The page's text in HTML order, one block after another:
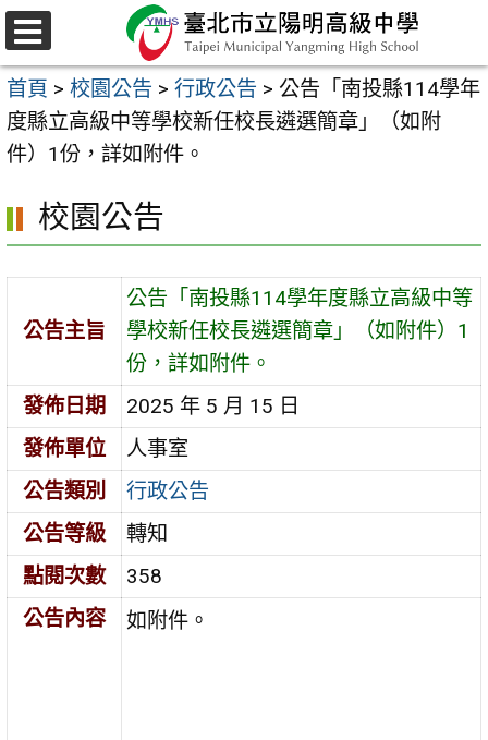
跳
至
主
要
內
區
選
單
首頁 > 校園公告 > 行政公告 > 公告「南投縣114學年
度縣立高級中等學校新任校長遴選簡章」（如附
件）1份，詳如附件。
校園公告
公告主旨
公告「南投縣114學年度縣立高級中等
學校新任校長遴選簡章」（如附件）1
份，詳如附件。
發佈日期
2025 年 5 月 15 日
發佈單位
人事室
公告類別
行政公告
公告等級
轉知
點閱次數
358
公告內容
如附件。